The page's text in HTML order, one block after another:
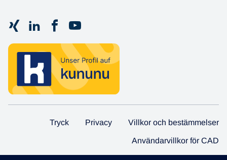
Tryck Privacy Villkor och bestämmelser
Användarvillkor för CAD